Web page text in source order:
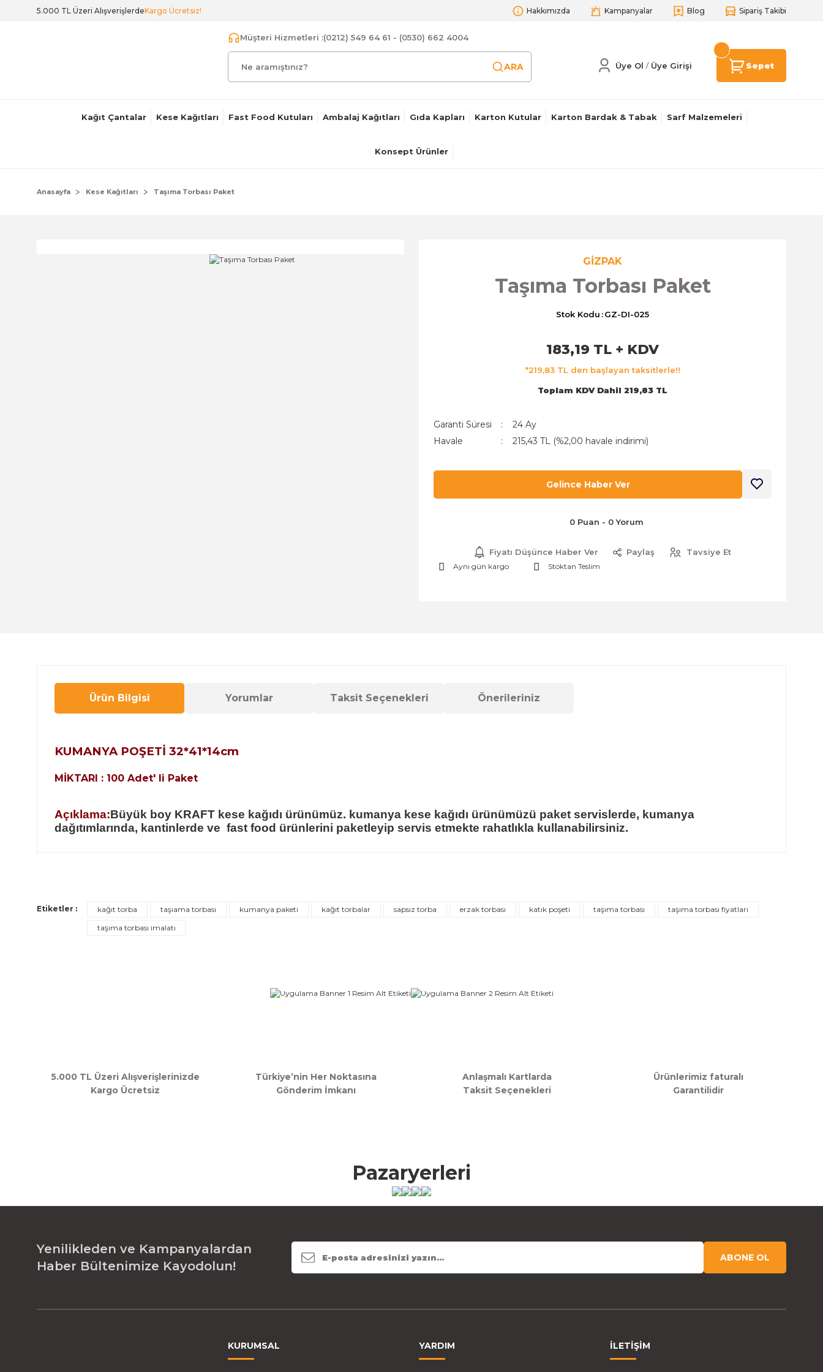
5.000 TL Üzeri AlışverişlerdeKargo Ücretsiz! Hakkımızda Kampanyalar Blog Sipariş Takibi
Müşteri Hizmetleri :(0212) 549 64 61 - (0530) 662 4004
ARA Üye Ol / Üye Girişi Sepet
Kağıt Çantalar Kese Kağıtları Fast Food Kutuları Ambalaj Kağıtları Gıda Kapları Karton Kutular Karton Bardak & Tabak Sarf Malzemeleri
Konsept Ürünler
Anasayfa Kese Kağıtları Taşıma Torbası Paket
GİZPAK
Taşıma Torbası Paket
Stok Kodu GZ-DI-025
183,19 TL + KDV
*219,83 TL den başlayan taksitlerle!!
Toplam KDV Dahil 219,83 TL
Garanti Süresi
24 Ay
Havale
215,43 TL (%2,00 havale indirimi)
Gelince Haber Ver
0 Puan - 0 Yorum
Fiyatı Düşünce Haber Ver Paylaş Tavsiye Et
Aynı gün kargo Stoktan Teslim
Ürün Bilgisi Yorumlar Taksit Seçenekleri Önerileriniz
KUMANYA POŞETİ 32*41*14cm
MİKTARI : 100 Adet' li Paket
Açıklama:Büyük boy KRAFT kese kağıdı ürünümüz. kumanya kese kağıdı ürünümüzü paket servislerde, kumanya
dağıtımlarında, kantinlerde ve fast food ürünlerini paketleyip servis etmekte rahatlıkla kullanabilirsiniz.
Ürün fiyatı diğer sitelerden daha pahalı.
Etiketler : kağıt torba taşıama torbası kumanya paketi kağıt torbalar sapsız torba erzak torbası katık poşeti taşıma torbası
taşıma torbası fiyatları
taşıma torbası imalatı
5.000 TL Üzeri Alışverişlerinizde
Kargo Ücretsiz
Türkiye’nin Her Noktasına
Gönderim İmkanı
Anlaşmalı Kartlarda
Taksit Seçenekleri
Ürünlerimiz faturalı
Garantilidir
Pazaryerleri
Yenilikleden ve Kampanyalardan
Haber Bültenimize Kayodolun!
ABONE OL
KURUMSAL YARDIM İLETİŞİM